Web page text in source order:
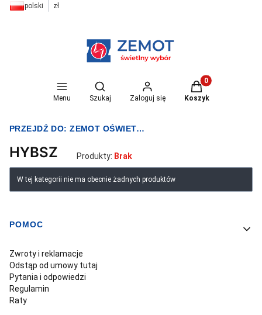
polski zł
Menu
Otwórz wyszukiwarkę
Szukaj Zaloguj się
Produkty w
Koszyk
PRZEJDŹ DO:ZEMOT OŚWIETLENIE I ELEKTRYKA
HYBSZ Produkty: Brak
Lista produktów
W tej kategorii nie ma obecnie żadnych produktów
Linki w stopce
POMOC
Zwroty i reklamacje
Odstąp od umowy tutaj
Pytania i odpowiedzi
Regulamin
Raty